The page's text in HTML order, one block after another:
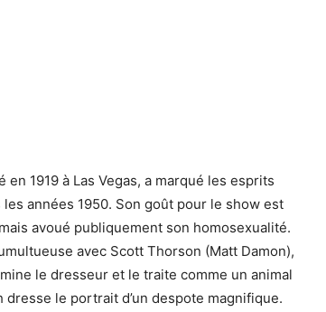
1919 à Las Vegas, a marqué les esprits
années 1950. Son goût pour le show est
avoué publiquement son homosexualité.
avec Scott Thorson (Matt Damon),
le dresseur et le traite comme un animal
le portrait d’un despote magnifique.